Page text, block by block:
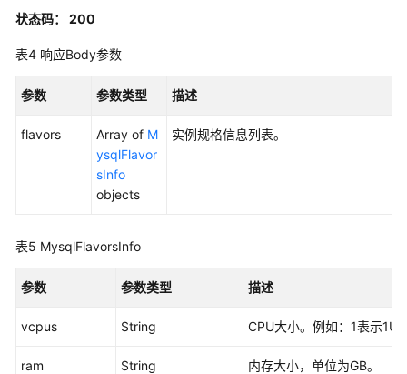
和
权
录
查
状态码： 200
表4 响应Body参数
参数 参数类型 描述
flavors Array of M
ysqlFlavor
sInfo
objects
实例规格信息列表。
表5 MysqlFlavorsInfo
参数 参数类型 描述
vcpus String CPU大小。例如：1表示1U
ram String 内存大小，单位为GB。